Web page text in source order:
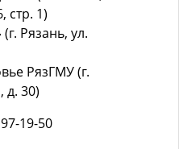
стр. 1)
Рязань, ул.
РязГМУ (г.
д. 30)
19-50